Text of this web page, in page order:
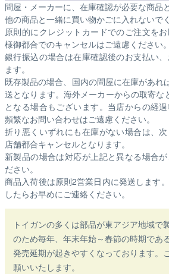
問屋・メーカーに、在庫確認が必要な商品
他の商品と一緒に買い物かごに入れないで
原則的にクレジットカードでのご注文を
様御都合でのキャンセルはご遠慮ください。
銀行振込の場合は在庫確認後のお支払い
ます。
既存製品の場合、国内の問屋に在庫があれ
送となります。海外メーカーからの取寄な
となる場合もございます。 当店からの経
頻繁なお問い合わせはご遠慮ください。
折り悪くいずれにも在庫がない場合は、
店舗都合キャンセルとなります。
新製品の場合は対応が上記と異なる場合
ださい。
商品入荷後は原則2営業日内に発送します
したらお早めにご連絡ください。
トイガンの多くは部品が東アジア地域で
のため毎年、年末年始～春節の時期であ
発売延期が起きやすくなっております。
願いいたします。